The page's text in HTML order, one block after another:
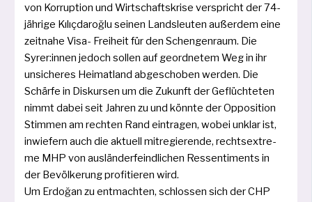
von Korruption und Wirtschaftskrise ver­spricht der 74-
jäh­ri­ge Kılıçdaroğlu sei­nen Landsleuten außer­dem eine
zeit­na­he Visa- Freiheit für den Schengenraum. Die
Syrer:innen jedoch sol­len auf geord­ne­tem Weg in ihr
unsi­che­res Heimatland abge­scho­ben wer­den. Die
Schärfe in Diskursen um die Zukunft der Geflüchteten
nimmt dabei seit Jahren zu und könn­te der Opposition
Stimmen am rech­ten Rand ein­tra­gen, wobei unklar ist,
inwie­fern auch die aktu­ell mit­re­gie­ren­de, rechts­ex­tre­
me MHP von aus­län­der­feind­li­chen Ressentiments in
der Bevölkerung pro­fi­tie­ren wird.
Um Erdoğan zu ent­mach­ten, schlos­sen sich der CHP